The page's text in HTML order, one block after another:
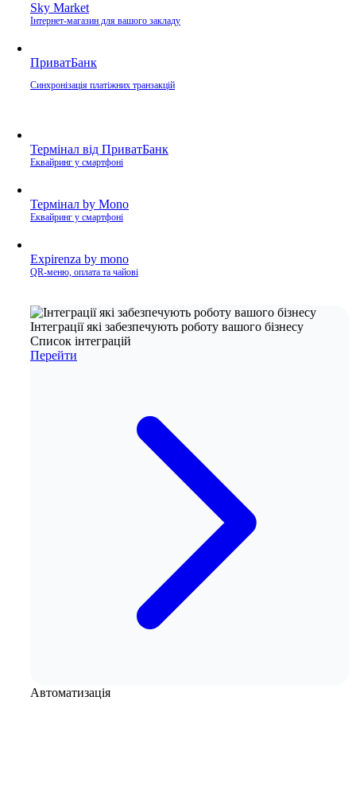
Sky Market
Інтернет-магазин для вашого закладу
ПриватБанк
Синхронізація платіжних транзакцій
Термінал від ПриватБанк
Еквайринг у смартфоні
Термінал by Mono
Еквайринг у смартфоні
Expirenza by mono
QR-меню, оплата та чайові
Інтеграції які забезпечують роботу вашого бізнесу
Список інтеграцій
Перейти
Автоматизація